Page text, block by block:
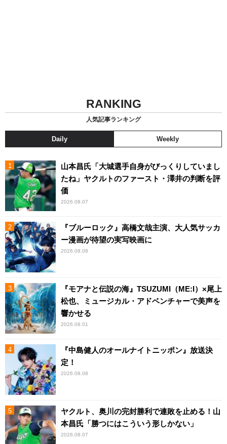
RANKING
人気記事ランキング
Daily Weekly
山本昌氏「大城選手自身がびっくりしていまし
たね」ヤクルトのファースト・澤井の判断を評
価
2026.08.07
『ブルーロック』高橋文哉主演、大人気サッカ
ー漫画が待望の実写映画に
2026.08.08
『モアナと伝説の海』TSUZUMI（ME:I）×尾上
松也、ミュージカル・アドベンチャーで美声を
響かせる
2026.08.01
『中島健人のオールナイトニッポン』放送決
定！
2026.08.08
ヤクルト、奥川の完封勝利で連敗を止める！山
本昌氏「勝つにはこういう形しかない」
2026.08.07